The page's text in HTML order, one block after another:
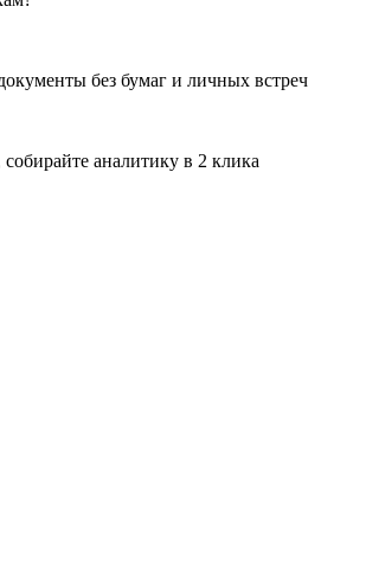
без бумаг и личных встреч
аналитику в 2 клика